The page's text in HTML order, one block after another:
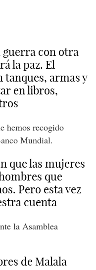
guerra con otra
la paz. El
tanques, armas y
en libros,
hemos recogido
Mundial.
que las mujeres
que
Pero esta vez
cuenta
la Asamblea
de Malala